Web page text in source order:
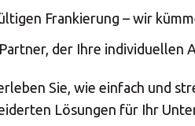
Frankierung – wir
der Ihre
Sie, wie einfach und
Lösungen für Ihr